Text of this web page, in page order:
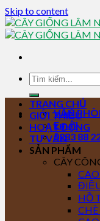
Skip to content
VĂN
Email
0283 88
TRANG CHỦ
GIỚI THIỆU
HOẠT ĐỘNG
TƯ VẤN
SẢN PHẨM
CÂY
HỒ